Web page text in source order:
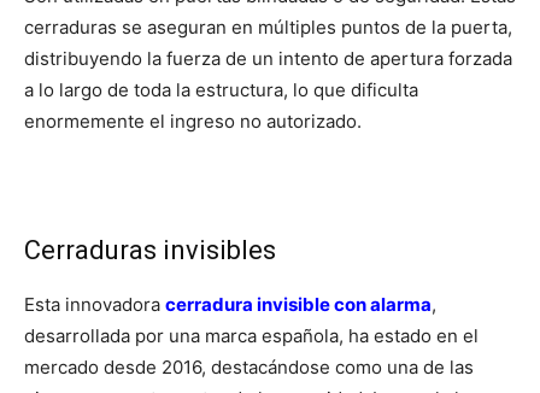
cerraduras se aseguran en múltiples puntos de la puerta,
distribuyendo la fuerza de un intento de apertura forzada
a lo largo de toda la estructura, lo que dificulta
enormemente el ingreso no autorizado.
Cerraduras invisibles
Esta innovadora cerradura invisible con alarma,
desarrollada por una marca española, ha estado en el
mercado desde 2016, destacándose como una de las